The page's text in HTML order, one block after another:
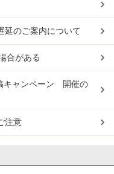
延のご案内について
合がある
キャンペーン 開催の
注意